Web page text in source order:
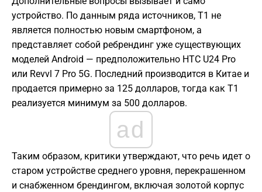
устройство. По данным ряда источников, T1 не
является полностью новым смартфоном, а
представляет собой ребрендинг уже существующих
моделей Android — предположительно HTC U24 Pro
или Revvl 7 Pro 5G. Последний производится в Китае и
продается примерно за 125 долларов, тогда как T1
реализуется минимум за 500 долларов.
ad
Таким образом, критики утверждают, что речь идет о
старом устройстве среднего уровня, перекрашенном
и снабженном брендингом, включая золотой корпус